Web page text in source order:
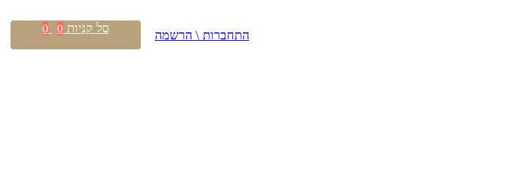
התחברות \ הרשמה סל קניות 0
0